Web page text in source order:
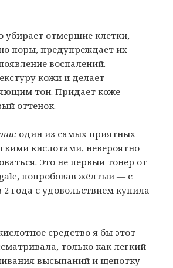
убирает отмершие клетки,
поры, предупреждает их
воспалений.
кожи и делает
тон. Придает коже
оттенок.
один из самых приятных
кислотами, невероятно
Это не первый тонер от
попробовав жёлтый — с
2 года с удовольствием купила
средство я бы этот
только как легкий
высыпаний и щепотку